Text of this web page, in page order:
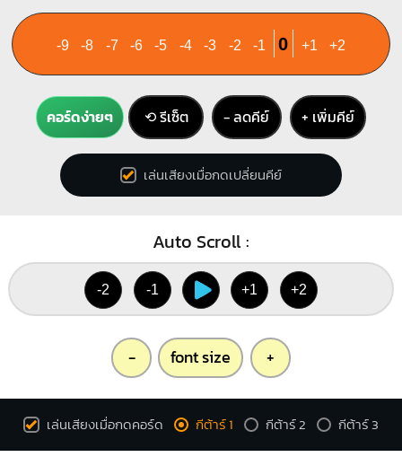
F#m
1
1 1 1 1
4
G#m
4 1 1 1
3 4
1
2
3
1
1
2
3
-9 -8 -7 -6 -5 -4 -3 -2 -1 0 +1 +2
คอร์ดง่ายๆ ⟲ รีเซ็ต − ลดคีย์ + เพิ่มคีย์
เล่นเสียงเมื่อกดเปลี่ยนคีย์
Auto Scroll :
-2 -1 +1 +2
- font size +
เล่นเสียงเมื่อกดคอร์ด กีต้าร์ 1 กีต้าร์ 2 กีต้าร์ 3